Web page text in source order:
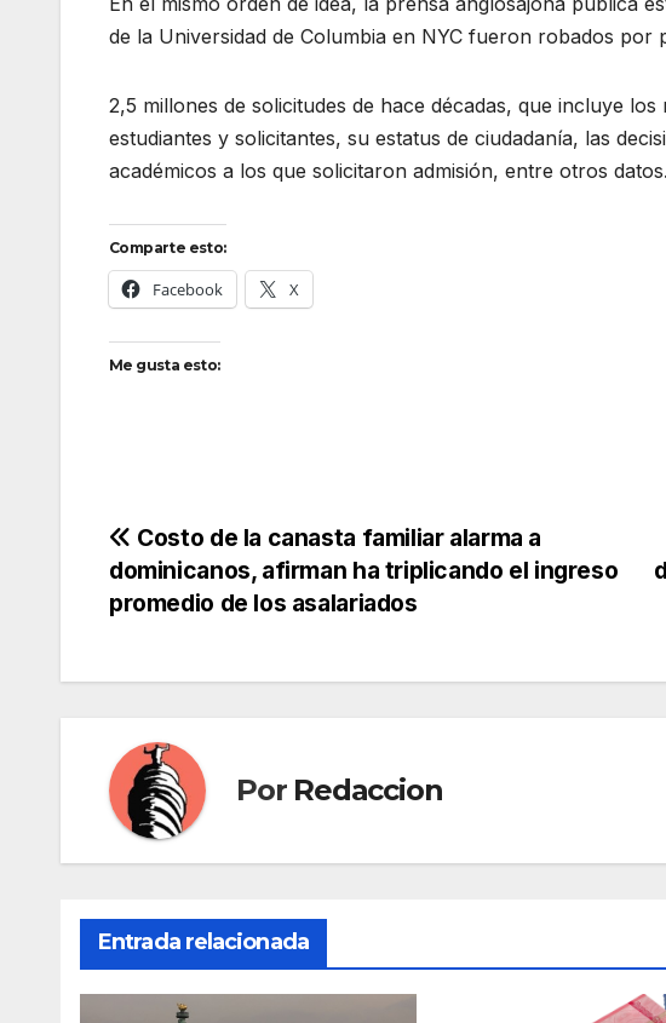
de la Universidad de Columbia en NYC fueron robados por
2,5 millones de solicitudes de hace décadas, que incluye
estudiantes y solicitantes, su estatus de ciudadanía, las
académicos a los que solicitaron admisión, entre otros datos.
Comparte esto:
Facebook X
Me gusta esto:
Navegación
de
Costo de la canasta familiar alarma a
dominicanos, afirman ha triplicando el ingreso
promedio de los asalariados
Por Redaccion
Entrada relacionada